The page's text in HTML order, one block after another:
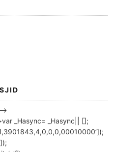
_Hasync= _Hasync|| [];